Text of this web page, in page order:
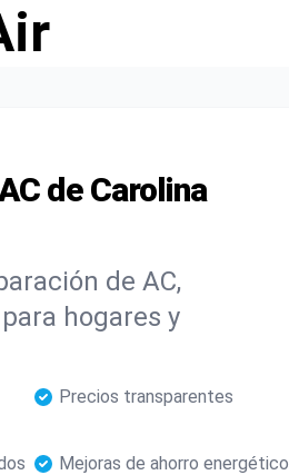
de Carolina
de AC,
hogares y
Precios transparentes
Mejoras de ahorro energético